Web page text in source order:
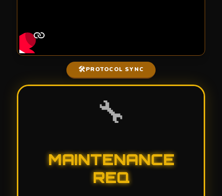
🛠️PROTOCOL SYNC
🔧
MAINTENANCE
REQ